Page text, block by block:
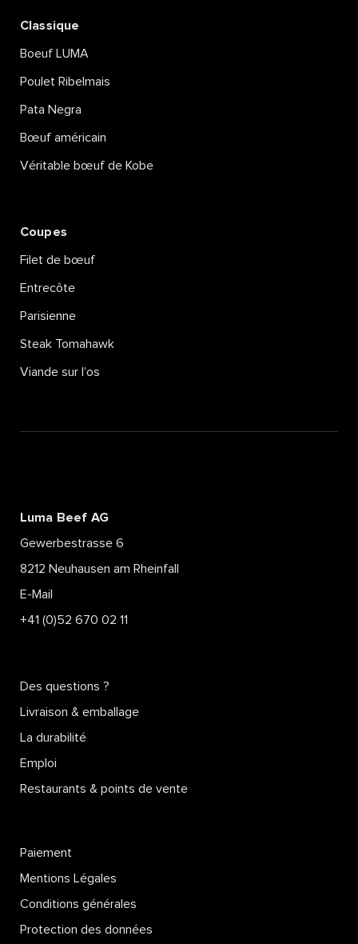
Classique
Boeuf LUMA
Poulet Ribelmais
Pata Negra
Bœuf américain
Véritable bœuf de Kobe
Coupes
Filet de bœuf
Entrecôte
Parisienne
Steak Tomahawk
Viande sur l’os
Luma Beef AG
Gewerbestrasse 6
8212 Neuhausen am Rheinfall
E-Mail
+41 (0)52 670 02 11
Des questions ?
Livraison & emballage
La durabilité
Emploi
Restaurants & points de vente
Paiement
Mentions Légales
Conditions générales
Protection des données